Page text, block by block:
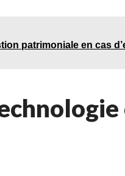
patrimoniale en cas